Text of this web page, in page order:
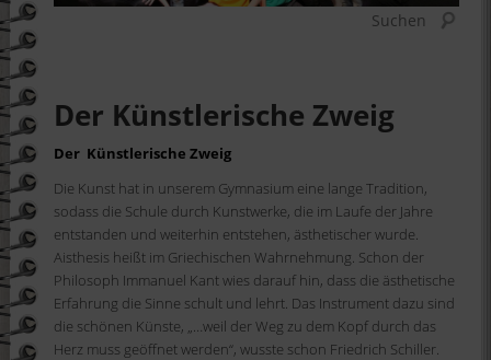
Der Künstlerische Zweig
Der Künstlerische Zweig
Die Kunst hat in unserem Gymnasium eine lange Tradition,
sodass die Schule durch Kunstwerke, die im Laufe der Jahre
entstanden und weiterhin entstehen, ästhetischer wurde.
Aisthesis heißt im Griechischen Wahrnehmung. Schon der
Philosoph Immanuel Kant wies darauf hin, dass die ästhetische
Erfahrung die Sinne schult und lehrt. Das Instrument dazu sind
die schönen Künste, „…weil der Weg zu dem Kopf durch das
Herz muss geöffnet werden“, wusste schon Friedrich Schiller.